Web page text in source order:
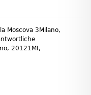
Moscova 3Milano,
20121MI,